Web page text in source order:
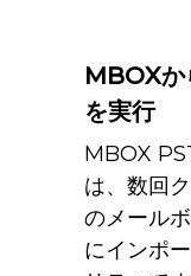
MBOXか
を実行
MBOX
は、数回
のメール
にインポ